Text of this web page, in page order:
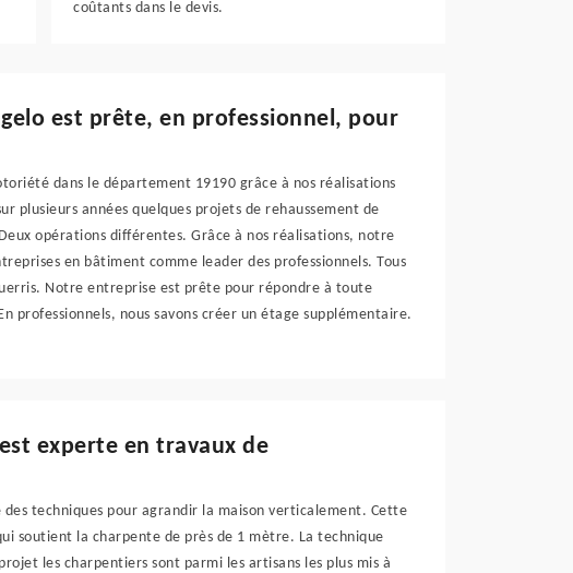
coûtants dans le devis.
est prête, en professionnel, pour
dans le département 19190 grâce à nos réalisations
plusieurs années quelques projets de rehaussement de
opérations différentes. Grâce à nos réalisations, notre
en bâtiment comme leader des professionnels. Tous
Notre entreprise est prête pour répondre à toute
professionnels, nous savons créer un étage supplémentaire.
experte en travaux de
techniques pour agrandir la maison verticalement. Cette
soutient la charpente de près de 1 mètre. La technique
les charpentiers sont parmi les artisans les plus mis à